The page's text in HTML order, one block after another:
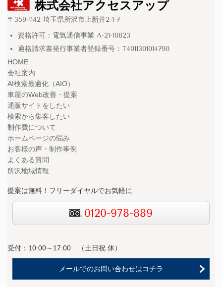
株式会社アクセスアップ
〒359-1142 埼玉県所沢市上新井2-1-7
資格許可：電気通信事業 A-21-10823
適格請求書発行事業者登録番号：T4011301014790
HOME
会社案内
AI検索最適化（AIO）
車屋のWeb改善・提案
通販サイトをしたい
検索から集客したい
制作費について
ホームページの悩み
お客様の声・制作事例
よくある質問
所沢地域情報
提案は無料！フリーダイヤルでお気軽に
0120-978-889
受付：10:00～17:00 （土日祝 休）
メールでのお問い合わせはコチラ